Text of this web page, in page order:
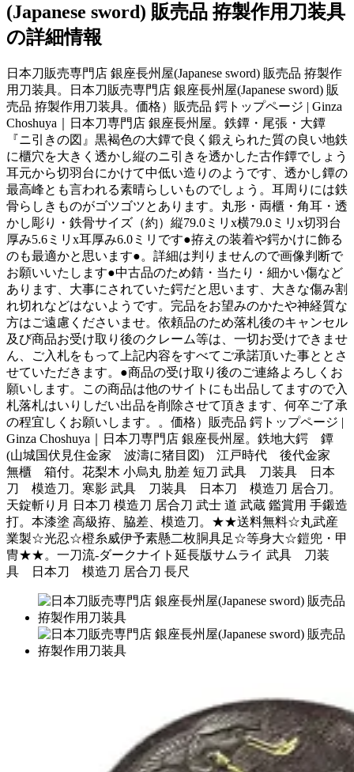
(Japanese sword) 販売品 拵製作用刀装具
の詳細情報
日本刀販売専門店 銀座長州屋(Japanese sword) 販売品 拵製作
用刀装具。日本刀販売専門店 銀座長州屋(Japanese sword) 販
売品 拵製作用刀装具。価格）販売品 鍔トップページ | Ginza
Choshuya｜日本刀専門店 銀座長州屋。鉄鐔・尾張・大鐔
『ニ引きの図』黒褐色の大鐔で良く鍛えられた質の良い地鉄
に櫃穴を大きく透かし縦のニ引きを透かした古作鐔でしょう
耳元から切羽台にかけて中低い造りのようです、透かし鐔の
最高峰とも言われる素晴らしいものでしょう。耳周りには鉄
骨らしきものがゴツゴツとあります。丸形・両櫃・角耳・透
かし彫り・鉄骨サイズ（約）縦79.0ミリx横79.0ミリx切羽台
厚み5.6ミリx耳厚み6.0ミリです●拵えの装着や鍔かけに飾る
のも最適かと思います●。詳細は判りませんので画像判断で
お願いいたします●中古品のため錆・当たり・細かい傷など
あります、大事にされていた鍔だと思います、大きな傷み割
れ切れなどはないようです。完品をお望みのかたや神経質な
方はご遠慮くださいませ。依頼品のため落札後のキャンセル
及び商品お受け取り後のクレーム等は、一切お受けできませ
ん、ご入札をもって上記内容をすべてご承諾頂いた事ととさ
せていただきます。●商品の受け取り後のご連絡よろしくお
願いします。この商品は他のサイトにも出品してますので入
札落札はいりしだい出品を削除させて頂きます、何卒ご了承
の程宜しくお願いします。。価格）販売品 鍔トップページ |
Ginza Choshuya｜日本刀専門店 銀座長州屋。鉄地大鍔 鐔
(山城国伏見住金家 波濤に猪目図) 江戸時代 後代金家
無櫃 箱付。花梨木 小烏丸 肋差 短刀 武具 刀装具 日本
刀 模造刀。寒影 武具 刀装具 日本刀 模造刀 居合刀。
天錠斬り月 日本刀 模造刀 居合刀 武士 道 武蔵 鑑賞用 手鎩造
打。本漆塗 高級拵、脇差、模造刀。★★送料無料☆丸武産
業製☆光忍☆橙糸威伊予素懸二枚胴具足☆等身大☆鎧兜・甲
冑★★。一刀流-ダークナイト延長版サムライ 武具 刀装
具 日本刀 模造刀 居合刀 長尺